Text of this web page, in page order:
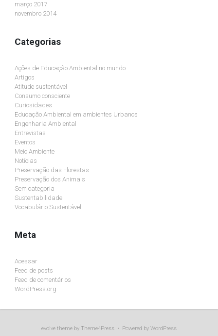
março 2017
novembro 2014
Categorias
Ações de Educação Ambiental no mundo
Artigos
Atitude sustentável
Consumo consciente
Curiosidades
Educação Ambiental em ambientes Urbanos
Engenharia Ambiental
Entrevistas
Eventos
Meio Ambiente
Notícias
Preservação das Florestas
Preservação dos Animais
Sem categoria
Sustentabilidade
Vocabulário Sustentável
Meta
Acessar
Feed de posts
Feed de comentários
WordPress.org
evolve theme by Theme4Press • Powered by WordPress